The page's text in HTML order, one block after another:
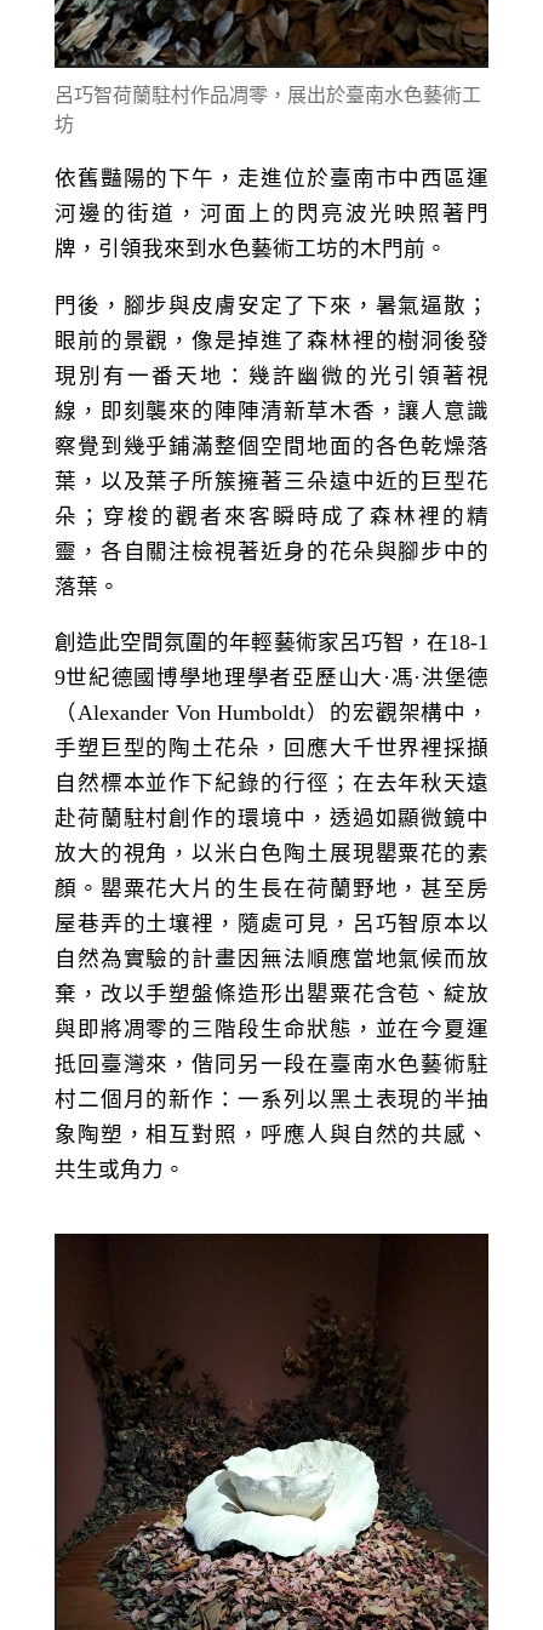
呂巧智荷蘭駐村作品凋零，展出於臺南水色藝術工
坊
依舊豔陽的下午，走進位於臺南市中西區運
河邊的街道，河面上的閃亮波光映照著門
牌，引領我來到水色藝術工坊的木門前。
門後，腳步與皮膚安定了下來，暑氣逼散；
眼前的景觀，像是掉進了森林裡的樹洞後發
現別有一番天地：幾許幽微的光引領著視
線，即刻襲來的陣陣清新草木香，讓人意識
察覺到幾乎鋪滿整個空間地面的各色乾燥落
葉，以及葉子所簇擁著三朵遠中近的巨型花
朵；穿梭的觀者來客瞬時成了森林裡的精
靈，各自關注檢視著近身的花朵與腳步中的
落葉。
創造此空間氛圍的年輕藝術家呂巧智，在18-1
9世紀德國博學地理學者亞歷山大·馮·洪堡德
（Alexander Von Humboldt）的宏觀架構中，
手塑巨型的陶土花朵，回應大千世界裡採擷
自然標本並作下紀錄的行徑；在去年秋天遠
赴荷蘭駐村創作的環境中，透過如顯微鏡中
放大的視角，以米白色陶土展現罌粟花的素
顏。罌粟花大片的生長在荷蘭野地，甚至房
屋巷弄的土壤裡，隨處可見，呂巧智原本以
自然為實驗的計畫因無法順應當地氣候而放
棄，改以手塑盤條造形出罌粟花含苞、綻放
與即將凋零的三階段生命狀態，並在今夏運
抵回臺灣來，偕同另一段在臺南水色藝術駐
村二個月的新作：一系列以黑土表現的半抽
象陶塑，相互對照，呼應人與自然的共感、
共生或角力。